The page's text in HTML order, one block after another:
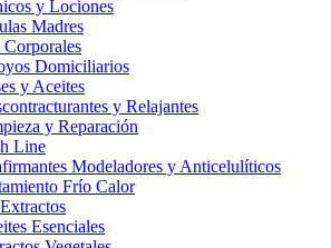
y Lociones
Madres
Corporales
Domiciliarios
y Aceites
y Relajantes
y Reparación
Line
Modeladores y Anticelulíticos
Frío Calor
Esenciales